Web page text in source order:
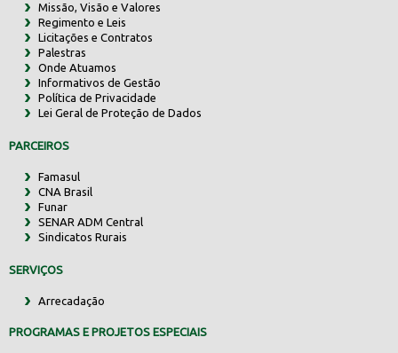
Missão, Visão e Valores
Regimento e Leis
Licitações e Contratos
Palestras
Onde Atuamos
Informativos de Gestão
Política de Privacidade
Lei Geral de Proteção de Dados
PARCEIROS
Famasul
CNA Brasil
Funar
SENAR ADM Central
Sindicatos Rurais
SERVIÇOS
Arrecadação
PROGRAMAS E PROJETOS ESPECIAIS